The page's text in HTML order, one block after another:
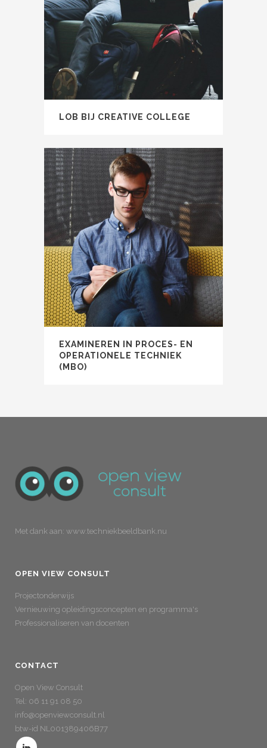
LOB BIJ CREATIVE COLLEGE
EXAMINEREN IN PROCES- EN
OPERATIONELE TECHNIEK
(MBO)
Met dank aan: www.techniekbeeldbank.nu
OPEN VIEW CONSULT
Projectonderwijs
Vernieuwing opleidingsconcepten en programma's
Professionaliseren van docenten
CONTACT
Open View Consult
Tel: 06 11 91 08 50
info@openviewconsult.nl
btw-id NL001389406B77